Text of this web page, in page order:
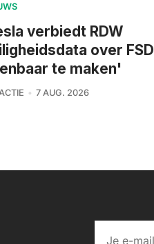
verbiedt RDW
over FSD
te maken'
7 AUG. 2026